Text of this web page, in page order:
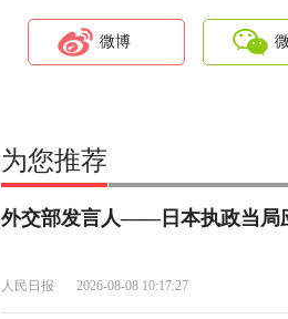
微博
为您推荐
外交部发言人——日本执政当局
人民日报 2026-08-08 10:17:27